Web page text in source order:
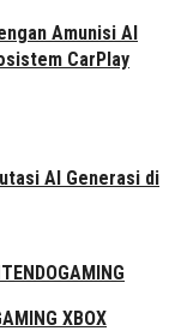
Amunisi AI
CarPlay
AI Generasi di
GAMING
XBOX